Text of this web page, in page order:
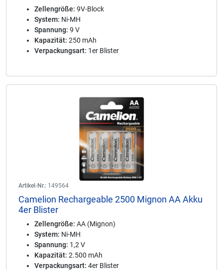
Zellengröße: 9V-Block
System: Ni-MH
Spannung: 9 V
Kapazität: 250 mAh
Verpackungsart: 1er Blister
Artikel-Nr.: 149564
Camelion Rechargeable 2500 Mignon AA Akku
4er Blister
Zellengröße: AA (Mignon)
System: Ni-MH
Spannung: 1,2 V
Kapazität: 2.500 mAh
Verpackungsart: 4er Blister